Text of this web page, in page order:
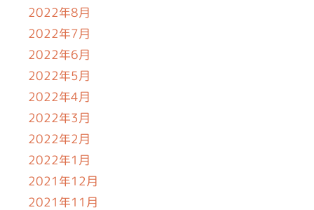
2022年8月
2022年7月
2022年6月
2022年5月
2022年4月
2022年3月
2022年2月
2022年1月
2021年12月
2021年11月